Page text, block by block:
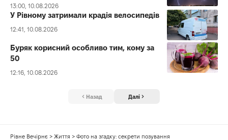
13:00, 10.08.2026
У Рівному затримали крадія велосипедів
12:41, 10.08.2026
Буряк корисний особливо тим, кому за
50
12:16, 10.08.2026
Назад Далі
Рівне Вечірнє > Життя > Фото на згадку: секрети позування